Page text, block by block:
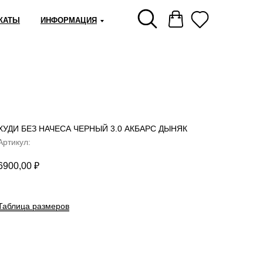
ИНФОРМАЦИЯ
БЕЗ НАЧЕСА ЧЕРНЫЙ 3.0 АКБАРС ДЫНЯК
₽
размеров